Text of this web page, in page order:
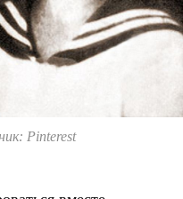
Pinterest